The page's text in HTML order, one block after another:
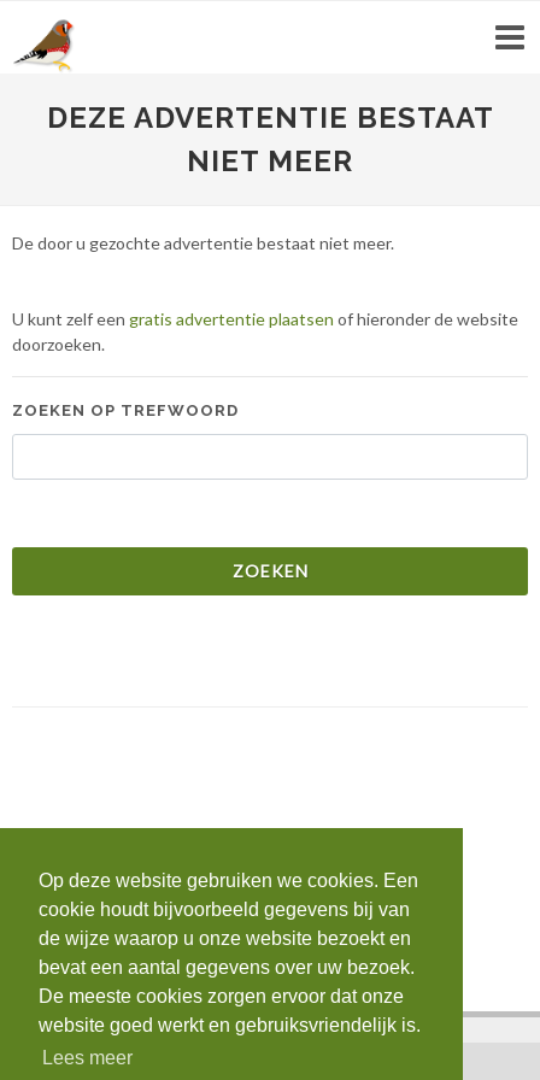
Op deze website gebruiken we cookies. Een
cookie houdt bijvoorbeeld gegevens bij van
de wijze waarop u onze website bezoekt en
bevat een aantal gegevens over uw bezoek.
De meeste cookies zorgen ervoor dat onze
website goed werkt en gebruiksvriendelijk is.
Lees meer
DEZE ADVERTENTIE BESTAAT
NIET MEER
De door u gezochte advertentie bestaat niet meer.
U kunt zelf een gratis advertentie plaatsen of hieronder de website
doorzoeken.
ZOEKEN OP TREFWOORD
Home